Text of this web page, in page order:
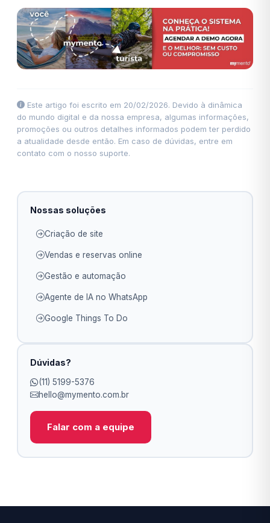
Este artigo foi escrito em 20/02/2026. Devido à dinâmica
do mundo digital e da nossa empresa, algumas informações,
promoções ou outros detalhes informados podem ter perdido
a atualidade desde então. Em caso de dúvidas, entre em
contato com o nosso suporte.
Nossas soluções
Criação de site
Vendas e reservas online
Gestão e automação
Agente de IA no WhatsApp
Google Things To Do
Dúvidas?
(11) 5199-5376
hello@mymento.com.br
Falar com a equipe